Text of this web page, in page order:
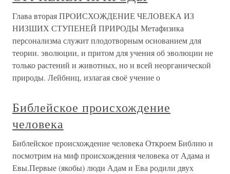
Глава вторая ПРОИСХОЖДЕНИЕ ЧЕЛОВЕКА ИЗ
НИЗШИХ СТУПЕНЕЙ ПРИРОДЫ Метафизика
персонализма служит плодотворным основанием для
теории. эволюции, и притом для учения об эволюции не
только растений и животных, но и всей неорганической
природы. Лейбниц, излагая своё учение о
Библейское происхождение
человека
Библейское происхождение человека Откроем Библию и
посмотрим на миф происхождения человека от Адама и
Евы.Первые (якобы) люди Адам и Ева родили двух